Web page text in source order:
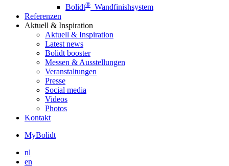
Bolidt® Wandfinishsystem
Referenzen
Aktuell & Inspiration
Aktuell & Inspiration
Latest news
Bolidt booster
Messen & Ausstellungen
Veranstaltungen
Presse
Social media
Videos
Photos
Kontakt
MyBolidt
nl
en